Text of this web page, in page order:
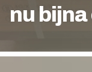
nu
Over ons